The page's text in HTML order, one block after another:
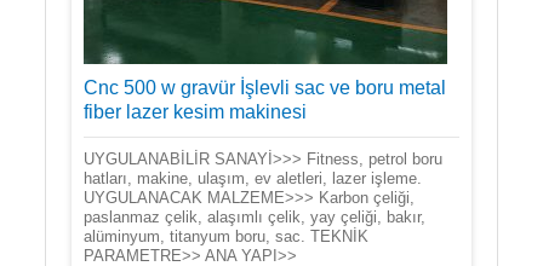
Cnc 500 w gravür İşlevli sac ve boru metal
fiber lazer kesim makinesi
UYGULANABİLİR SANAYİ>>> Fitness, petrol boru
hatları, makine, ulaşım, ev aletleri, lazer işleme.
UYGULANACAK MALZEME>>> Karbon çeliği,
paslanmaz çelik, alaşımlı çelik, yay çeliği, bakır,
alüminyum, titanyum boru, sac. TEKNİK
PARAMETRE>> ANA YAPI>>